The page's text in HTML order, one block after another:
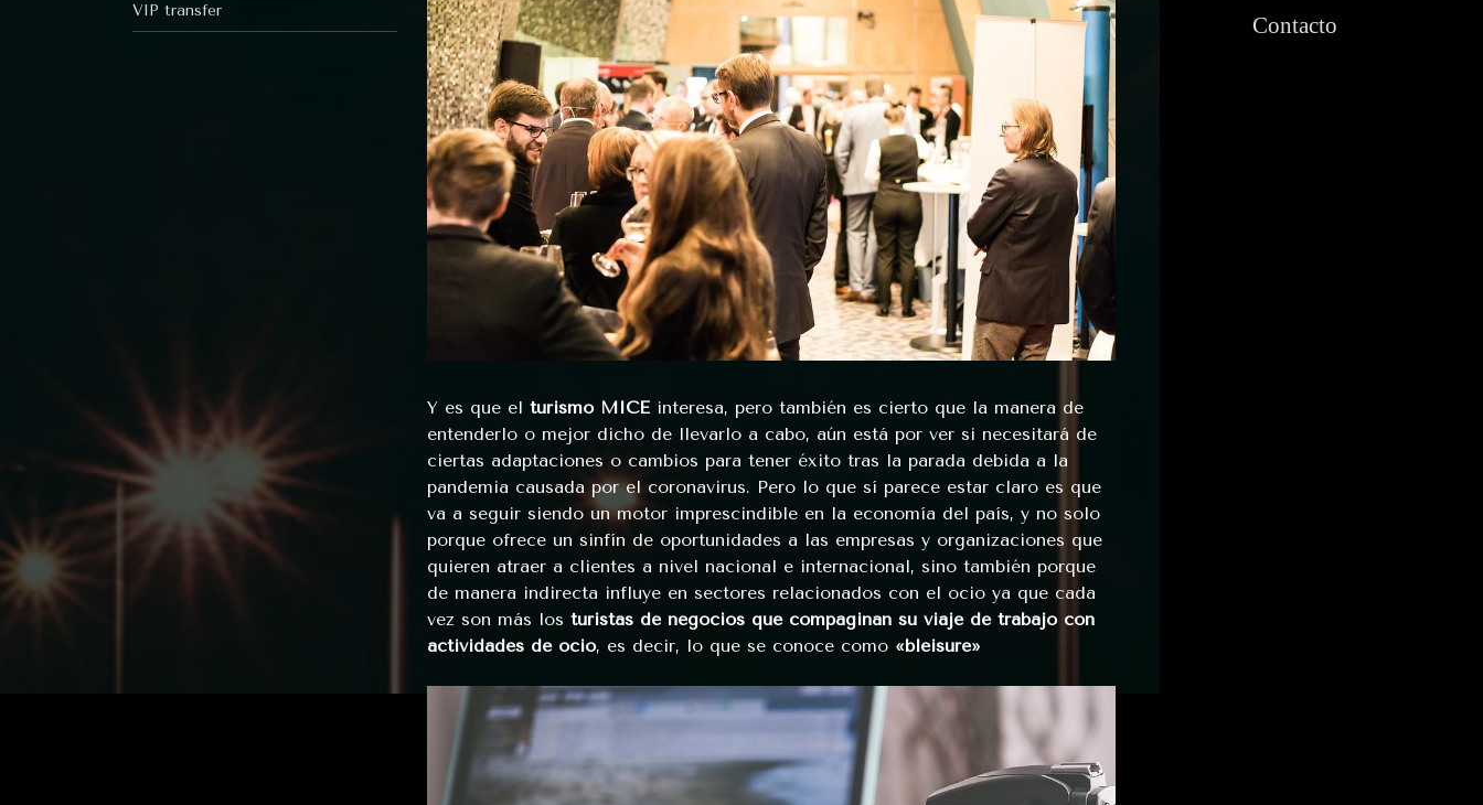
Contacto
Y es que el turismo MICE interesa, pero también es cierto que la manera de
entenderlo o mejor dicho de llevarlo a cabo, aún está por ver si necesitará de
ciertas adaptaciones o cambios para tener éxito tras la parada debida a la
pandemia causada por el coronavirus. Pero lo que sí parece estar claro es que
va a seguir siendo un motor imprescindible en la economía del país, y no solo
porque ofrece un sinfín de oportunidades a las empresas y organizaciones que
quieren atraer a clientes a nivel nacional e internacional, sino también porque
de manera indirecta influye en sectores relacionados con el ocio ya que cada
vez son más los turistas de negocios que compaginan su viaje de trabajo con
actividades de ocio, es decir, lo que se conoce como «bleisure»
VIP transfer